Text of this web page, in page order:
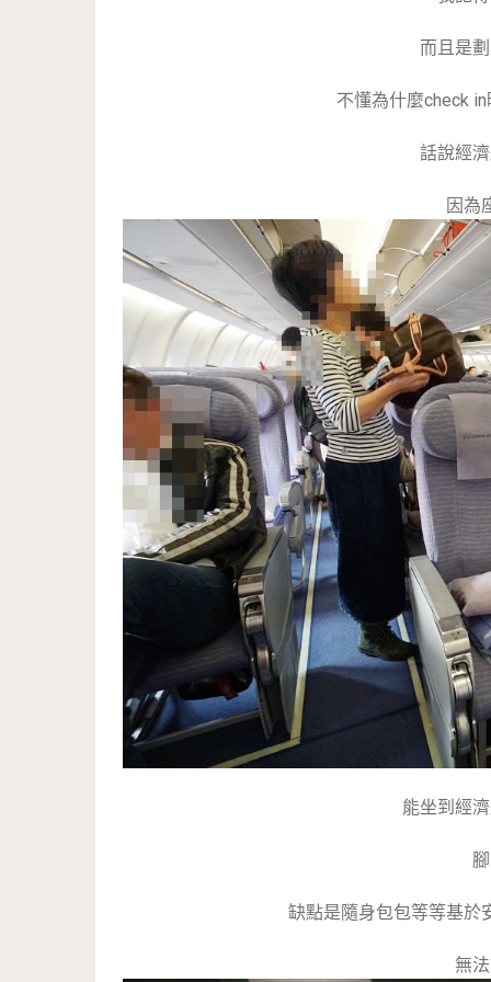
而且是
不懂為什麼check
話說經
因為
能坐到經
缺點是隨身包包等等基於
無